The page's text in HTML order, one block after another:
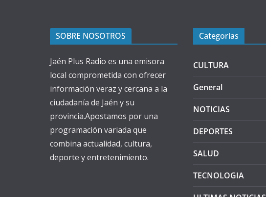
SOBRE NOSOTROS
Jaén Plus Radio es una emisora
local comprometida con ofrecer
información veraz y cercana a la
ciudadanía de Jaén y su
provincia.Apostamos por una
programación variada que
combina actualidad, cultura,
deporte y entretenimiento.
Categorias
CULTURA
General
NOTICIAS
DEPORTES
SALUD
TECNOLOGIA